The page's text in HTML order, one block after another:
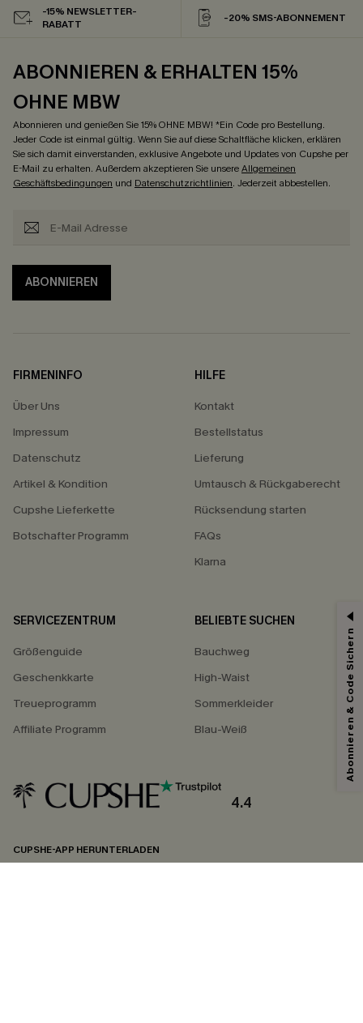
-15% NEWSLETTER-
RABATT
-20% SMS-ABONNEMENT
ABONNIEREN & ERHALTEN 15%
OHNE MBW
Abonnieren und genießen Sie 15% OHNE MBW! *Ein Code pro Bestellung.
Jeder Code ist einmal gültig. Wenn Sie auf diese Schaltfläche klicken, erklären
Sie sich damit einverstanden, exklusive Angebote und Updates von Cupshe per
E-Mail zu erhalten. Außerdem akzeptieren Sie unsereAllgemeinen
Geschäftsbedingungen und Datenschutzrichtlinien. Jederzeit abbestellen.
ABONNIEREN
FIRMENINFO
Über Uns
Impressum
Datenschutz
Artikel & Kondition
Cupshe Lieferkette
Botschafter Programm
HILFE
Kontakt
Bestellstatus
Lieferung
Umtausch & Rückgaberecht
Rücksendung starten
FAQs
Klarna
SERVICEZENTRUM
Größenguide
Geschenkkarte
Treueprogramm
Affiliate Programm
BELIEBTE SUCHEN
Bauchweg
High-Waist
Sommerkleider
Blau-Weiß
4.4
CUPSHE-APP HERUNTERLADEN
Abonnieren & Code Sichern